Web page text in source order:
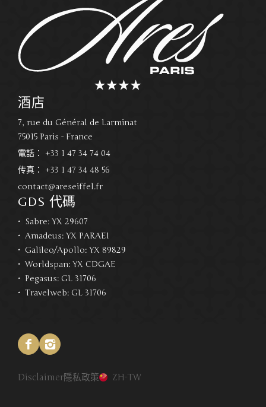
酒店
7, rue du Général de Larminat
75015 Paris - France
電話：
+33 1 47 34 74 04
传真：
+33 1 47 34 48 56
contact@areseiffel.fr
GDS 代碼
Sabre: YX 29607
Amadeus: YX PARAEI
Galileo/Apollo: YX 89829
Worldspan: YX CDGAE
Pegasus: GL 31706
Travelweb: GL 31706
Facebook
Instagram
Disclaimer隱私政策 ZH-TW